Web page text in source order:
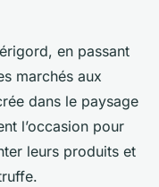
en passant
marchés aux
dans le paysage
l’occasion pour
leurs produits et